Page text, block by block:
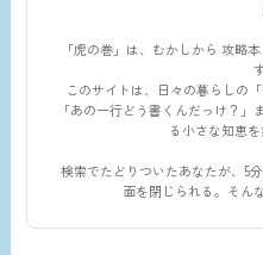
「虎の巻」は、むかしから 攻略
このサイトは、日々の暮らしの
「あの一行どう書くんだっけ？
る小さな知恵を
検索でたどりついたあなたが、5
面を閉じられる。そん